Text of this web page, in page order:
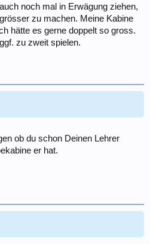
noch mal in Erwägung ziehen,
zu machen. Meine Kabine
hätte es gerne doppelt so gross.
zu zweit spielen.
ob du schon Deinen Lehrer
er hat.